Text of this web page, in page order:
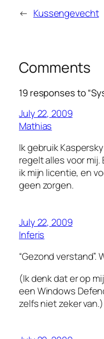
← Kussengevecht
Comments
19 responses to
July 22, 2009
Mathias
Ik gebruik
regelt alles voor mij.
ik mijn licentie, en
geen zorgen.
July 22, 2009
Inferis
“Gezond verstand”.
(Ik denk dat er op
een Windows
zelfs niet zeker van.)